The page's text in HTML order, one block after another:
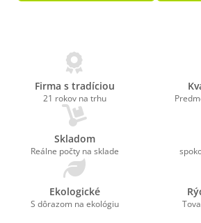
Firma s tradíciou
21 rokov na trhu
Skladom
Reálne počty na sklade
Ekologické
S dôrazom na ekológiu